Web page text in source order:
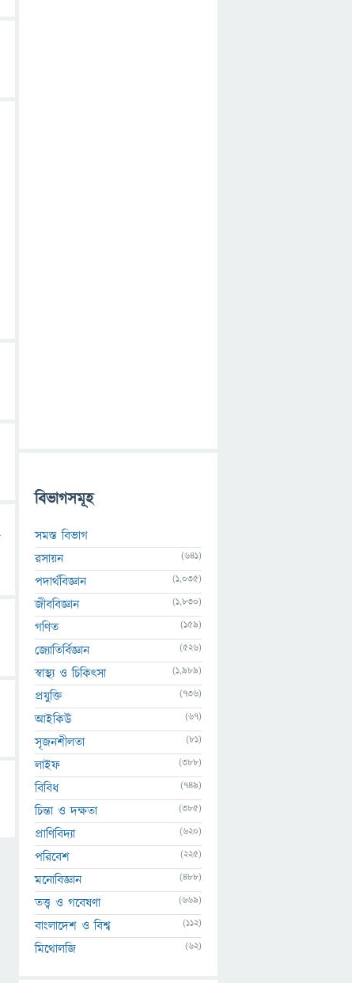
বিভাগসমূহ
সমস্ত বিভাগ
রসায়ন
(641)
পদার্থবিজ্ঞান (1,035)
জীববিজ্ঞান (1,830)
গণিত (159)
জ্যোতির্বিজ্ঞান (526)
স্বাস্থ্য ও চিকিৎসা (1,989)
প্রযুক্তি (736)
আইকিউ (67)
সৃজনশীলতা (81)
লাইফ (388)
বিবিধ (749)
চিন্তা ও দক্ষতা (385)
প্রাণিবিদ্যা (620)
পরিবেশ (225)
মনোবিজ্ঞান (488)
তত্ত্ব ও গবেষণা (669)
বাংলাদেশ ও বিশ্ব (112)
মিথোলজি (62)